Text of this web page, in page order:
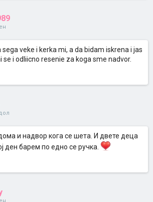
veke i kerka mi, a da bidam iskrena i jas
se i odliicno resenie za koga sme nadvor.
и надвор кога се шета. И двете деца
ден барем по едно се ручка.